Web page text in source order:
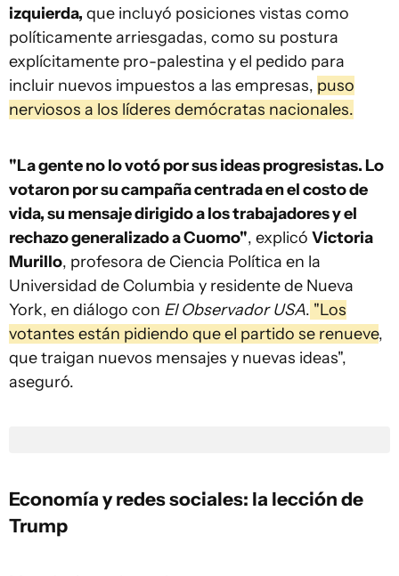
izquierda, que incluyó posiciones vistas como
políticamente arriesgadas, como su postura
explícitamente pro-palestina y el pedido para
incluir nuevos impuestos a las empresas, puso
nerviosos a los líderes demócratas nacionales.
"La gente no lo votó por sus ideas progresistas. Lo
votaron por su campaña centrada en el costo de
vida, su mensaje dirigido a los trabajadores y el
rechazo generalizado a Cuomo", explicó Victoria
Murillo, profesora de Ciencia Política en la
Universidad de Columbia y residente de Nueva
York, en diálogo con El Observador USA. "Los
votantes están pidiendo que el partido se renueve,
que traigan nuevos mensajes y nuevas ideas",
aseguró.
Economía y redes sociales: la lección de
Trump